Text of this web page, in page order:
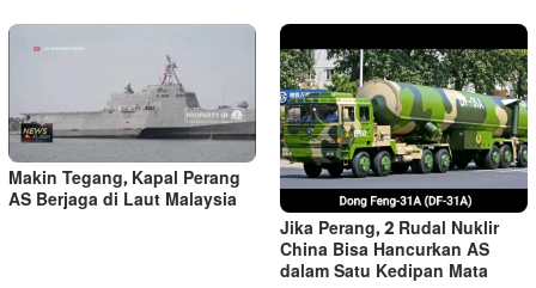
Makin Tegang, Kapal Perang
AS Berjaga di Laut Malaysia
Jika Perang, 2 Rudal Nuklir
China Bisa Hancurkan AS
dalam Satu Kedipan Mata